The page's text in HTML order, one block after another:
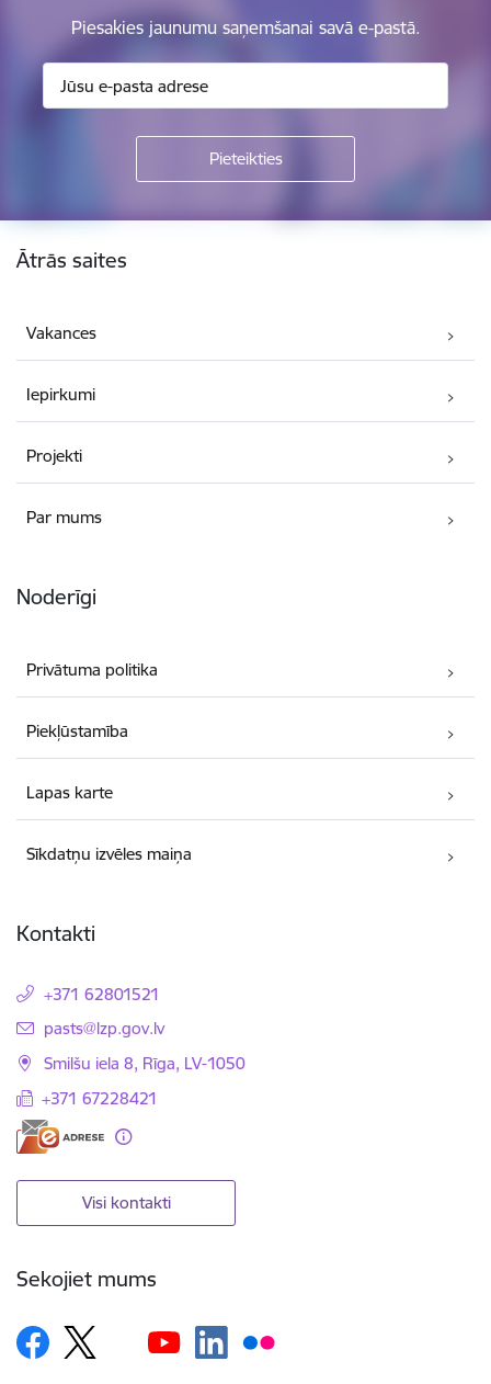
Piesakies jaunumu saņemšanai savā e-pastā.
Kājene
Ātrās saites
Vakances
Iepirkumi
Projekti
Par mums
Noderīgi
Privātuma politika
Piekļūstamība
Lapas karte
Sīkdatņu izvēles maiņa
Kontakti
+371 62801521
E-pasts:
pasts@lzp.gov.lv
Smilšu iela 8, Rīga, LV-1050
+371 67228421
Visi kontakti
Sekojiet mums